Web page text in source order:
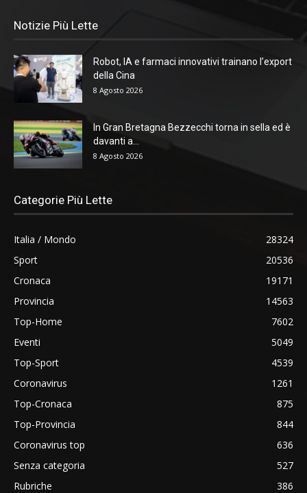
Notizie Più Lette
Robot, IA e farmaci innovativi trainano l’export
della Cina
8 Agosto 2026
In Gran Bretagna Bezzecchi torna in sella ed è
davanti a...
8 Agosto 2026
Categorie Più Lette
Italia / Mondo
28324
Sport
20536
Cronaca
19171
Provincia
14563
Top-Home
7602
Eventi
5049
Top-Sport
4539
Coronavirus
1261
Top-Cronaca
875
Top-Provincia
844
Coronavirus top
636
Senza categoria
527
Rubriche
386